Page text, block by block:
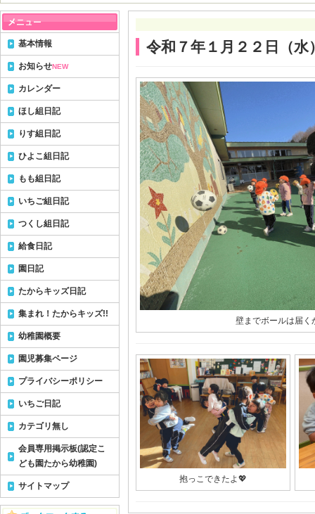
令和７年１月２２日（水
壁までボールは届く
抱っこできたよ💖
基本情報
お知らせNEW
カレンダー
ほし組日記
りす組日記
ひよこ組日記
もも組日記
いちご組日記
つくし組日記
給食日記
園日記
たからキッズ日記
集まれ！たからキッズ!!
幼稚園概要
園児募集ページ
プライバシーポリシー
いちご日記
カテゴリ無し
会員専用掲示板(認定こ
ども園たから幼稚園)
サイトマップ